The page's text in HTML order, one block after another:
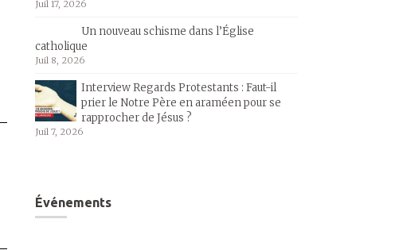
Juil 17, 2026
Un nouveau schisme dans l’Église
catholique
Juil 8, 2026
Interview Regards Protestants : Faut-il
prier le Notre Père en araméen pour se
rapprocher de Jésus ?
Juil 7, 2026
Événements